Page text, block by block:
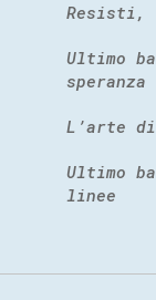
Resisti,
Ultimo
speranza
L’arte
Ultimo
linee